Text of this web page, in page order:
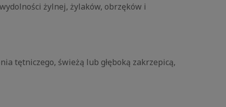
żylnej, żylaków, obrzęków i
tętniczego, świeżą lub głęboką zakrzepicą,